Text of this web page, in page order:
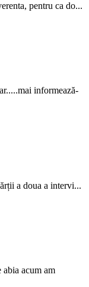
pentru ca do...
informează-
a doua a intervi...
acum am